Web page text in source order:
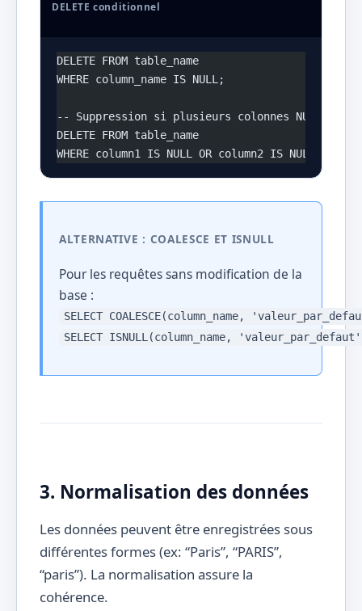
DELETE conditionnel
DELETE FROM table_name
WHERE column_name IS NULL;
-- Suppression si plusieurs colonnes NULL
DELETE FROM table_name
WHERE column1 IS NULL OR column2 IS NULL;
ALTERNATIVE : COALESCE ET ISNULL
Pour les requêtes sans modification de la
base :
SELECT COALESCE(column_name,
SELECT ISNULL(column_name,
3. Normalisation des données
Les données peuvent être enregistrées sous
différentes formes (ex: “Paris”, “PARIS”,
“paris”). La normalisation assure la
cohérence.